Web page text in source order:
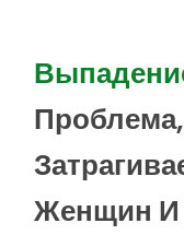
Женщин И